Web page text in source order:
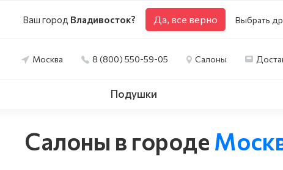
Ваш город Владивосток? Да, все верно Выбрать
Москва 8 (800) 550-59-05 Салоны
Подушки
Салоны в городе